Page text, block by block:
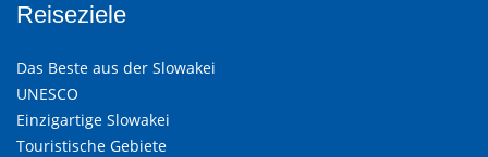
Reiseziele
Das Beste aus der Slowakei
UNESCO
Einzigartige Slowakei
Touristische Gebiete